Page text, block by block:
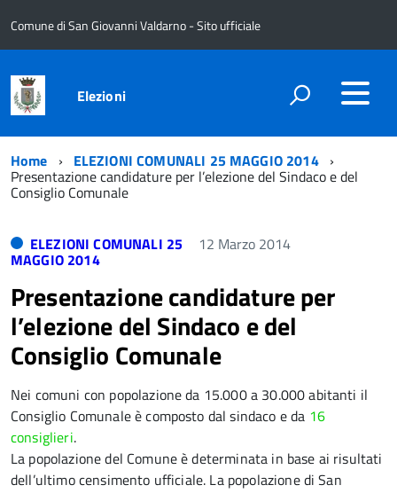
Comune di San Giovanni Valdarno - Sito ufficiale
Elezioni
Home ELEZIONI COMUNALI 25 MAGGIO 2014
Presentazione candidature per l’elezione del Sindaco e del
Consiglio Comunale
ELEZIONI COMUNALI 25
MAGGIO 2014
12 Marzo 2014
Presentazione candidature per
l’elezione del Sindaco e del
Consiglio Comunale
Nei comuni con popolazione da 15.000 a 30.000 abitanti il
Consiglio Comunale è composto dal sindaco e da 16
consiglieri.
La popolazione del Comune è determinata in base ai risultati
dell’ultimo censimento ufficiale. La popolazione di San